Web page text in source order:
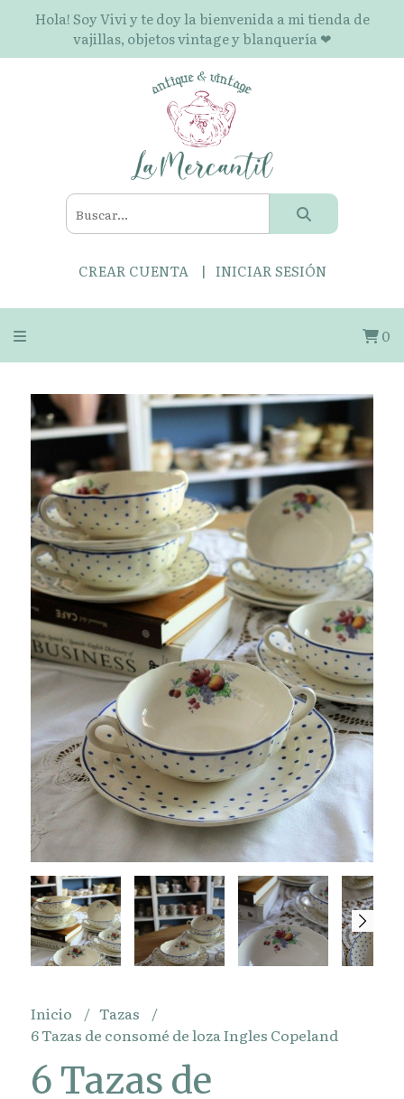
Hola! Soy Vivi y te doy la bienvenida a mi tienda de
vajillas, objetos vintage y blanquería ❤
CREAR CUENTA INICIAR SESIÓN
0
Inicio
Tazas
6 Tazas de consomé de loza Ingles Copeland
6 Tazas de